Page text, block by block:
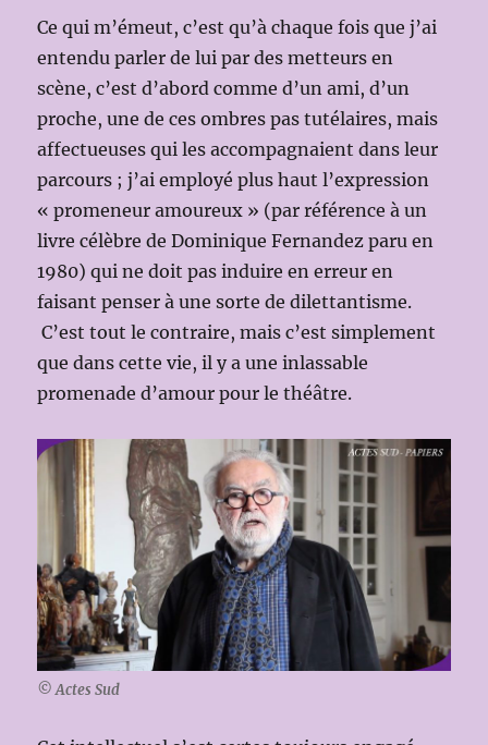
Ce qui m’émeut, c’est qu’à chaque fois que j’ai
entendu parler de lui par des metteurs en
scène, c’est d’abord comme d’un ami, d’un
proche, une de ces ombres pas tutélaires, mais
affectueuses qui les accompagnaient dans leur
parcours ; j’ai employé plus haut l’expression
« promeneur amoureux » (par référence à un
livre célèbre de Dominique Fernandez paru en
1980) qui ne doit pas induire en erreur en
faisant penser à une sorte de dilettantisme.
C’est tout le contraire, mais c’est simplement
que dans cette vie, il y a une inlassable
promenade d’amour pour le théâtre.
© Actes Sud